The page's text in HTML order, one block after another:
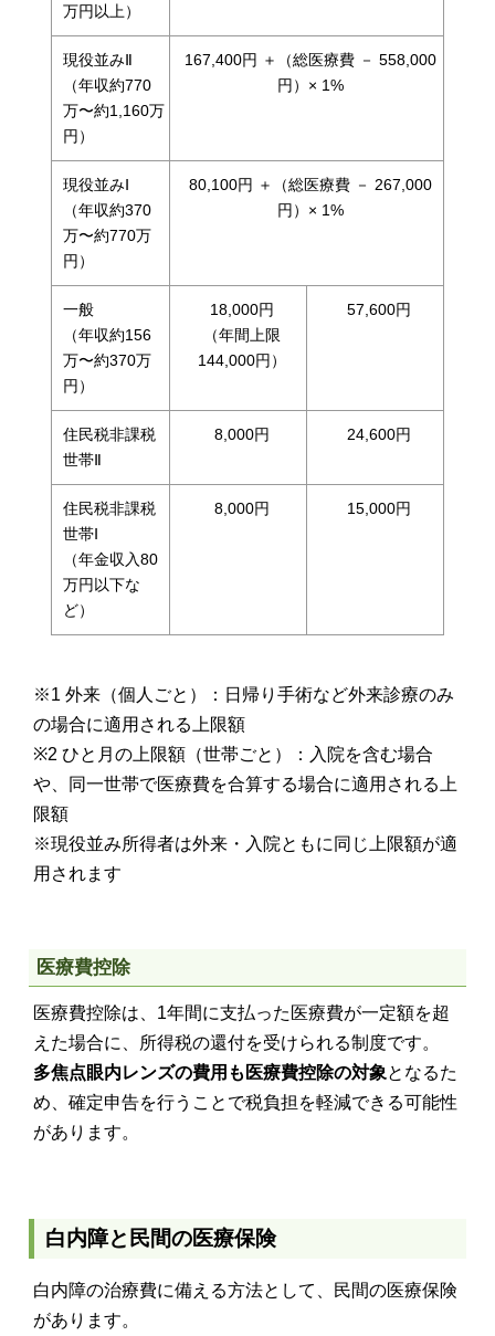
万円以上）
現役並みⅡ
（年収約770
万〜約1,160万
円）
167,400円 ＋（総医療費 － 558,000
円）× 1%
現役並みⅠ
（年収約370
万〜約770万
円）
80,100円 ＋（総医療費 － 267,000
円）× 1%
一般
（年収約156
万〜約370万
円）
18,000円
（年間上限
144,000円）
57,600円
住民税非課税
世帯Ⅱ
8,000円 24,600円
住民税非課税
世帯Ⅰ
（年金収入80
万円以下な
ど）
8,000円 15,000円
※1 外来（個人ごと）：日帰り手術など外来診療のみ
の場合に適用される上限額
※2 ひと月の上限額（世帯ごと）：入院を含む場合
や、同一世帯で医療費を合算する場合に適用される上
限額
※現役並み所得者は外来・入院ともに同じ上限額が適
用されます
医療費控除
医療費控除は、1年間に支払った医療費が一定額を超
えた場合に、所得税の還付を受けられる制度です。
多焦点眼内レンズの費用も医療費控除の対象となるた
め、確定申告を行うことで税負担を軽減できる可能性
があります。
白内障と民間の医療保険
白内障の治療費に備える方法として、民間の医療保険
があります。